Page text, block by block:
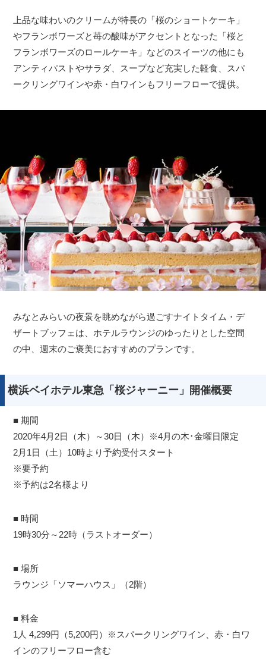
上品な味わいのクリームが特長の「桜のショートケーキ」
やフランボワーズと苺の酸味がアクセントとなった「桜と
フランボワーズのロールケーキ」などのスイーツの他にも
アンティパストやサラダ、スープなど充実した軽食、スパ
ークリングワインや赤・白ワインもフリーフローで提供。
みなとみらいの夜景を眺めながら過ごすナイトタイム・デ
ザートブッフェは、ホテルラウンジのゆったりとした空間
の中、週末のご褒美におすすめのプランです。
横浜ベイホテル東急「桜ジャーニー」開催概要
■ 期間
2020年4月2日（木）～30日（木）※4月の木･金曜日限定
2月1日（土）10時より予約受付スタート
※要予約
※予約は2名様より
■ 時間
19時30分～22時（ラストオーダー）
■ 場所
ラウンジ「ソマーハウス」（2階）
■ 料金
1人 4,299円（5,200円）※スパークリングワイン、赤・白ワ
インのフリーフロー含む